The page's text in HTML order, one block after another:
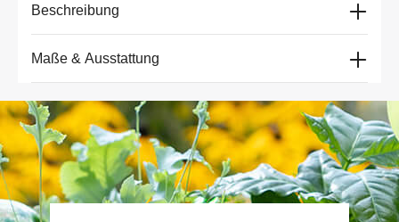
Beschreibung
Maße & Ausstattung